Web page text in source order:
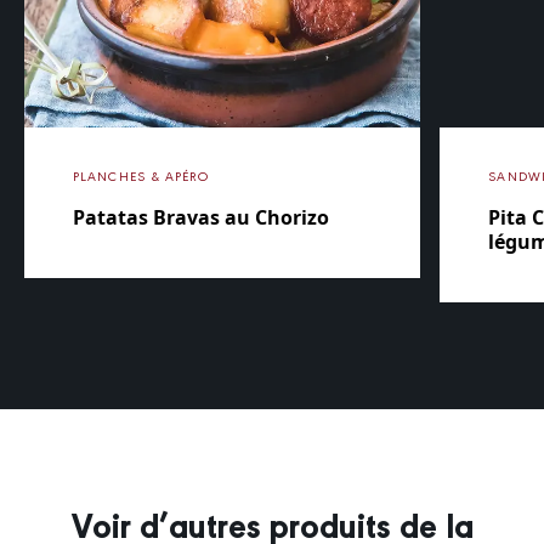
PLANCHES & APÉRO
Patatas Bravas au Chorizo
Pita
Voir d’autres produits de la